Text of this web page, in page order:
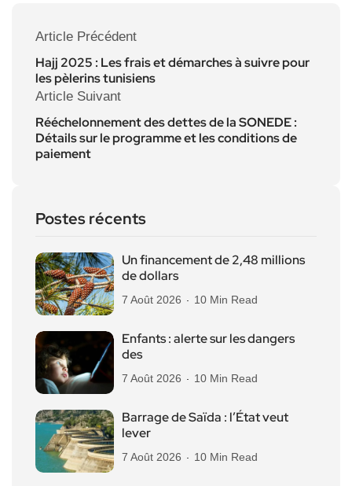
Article Précédent
Hajj 2025 : Les frais et démarches à suivre pour
les pèlerins tunisiens
Article Suivant
Rééchelonnement des dettes de la SONEDE :
Détails sur le programme et les conditions de
paiement
Postes récents
Un financement de 2,48 millions
de dollars
7 Août 2026 10 Min Read
Enfants : alerte sur les dangers
des
7 Août 2026 10 Min Read
Barrage de Saïda : l’État veut
lever
7 Août 2026 10 Min Read